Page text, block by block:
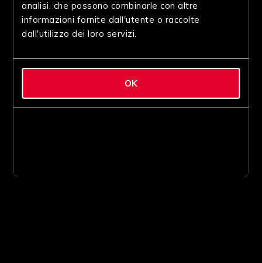
analisi, che possono combinarle con altre
informazioni fornite dall'utente o raccolte
dall'utilizzo dei loro servizi.
OK